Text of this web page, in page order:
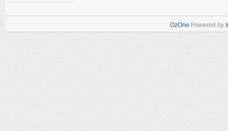
OzOne Powered by